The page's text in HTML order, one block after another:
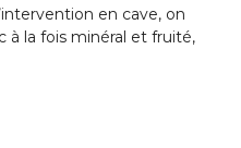
en cave, on
à la fois minéral et fruité,